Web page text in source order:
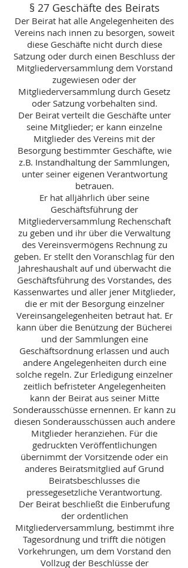
§ 27 Geschäfte des Beirats
Der Beirat hat alle Angelegenheiten des
Vereins nach innen zu besorgen, soweit
diese Geschäfte nicht durch diese
Satzung oder durch einen Beschluss der
Mitgliederversammlung dem Vorstand
zugewiesen oder der
Mitgliederversammlung durch Gesetz
oder Satzung vorbehalten sind.
Der Beirat verteilt die Geschäfte unter
seine Mitglieder; er kann einzelne
Mitglieder des Vereins mit der
Besorgung bestimmter Geschäfte, wie
z.B. Instandhaltung der Sammlungen,
unter seiner eigenen Verantwortung
betrauen.
Er hat alljährlich über seine
Geschäftsführung der
Mitgliederversammlung Rechenschaft
zu geben und ihr über die Verwaltung
des Vereinsvermögens Rechnung zu
geben. Er stellt den Voranschlag für den
Jahreshaushalt auf und überwacht die
Geschäftsführung des Vorstandes, des
Kassenwartes und aller jener Mitglieder,
die er mit der Besorgung einzelner
Vereinsangelegenheiten betraut hat. Er
kann über die Benützung der Bücherei
und der Sammlungen eine
Geschäftsordnung erlassen und auch
andere Angelegenheiten durch eine
solche regeln. Zur Erledigung einzelner
zeitlich befristeter Angelegenheiten
kann der Beirat aus seiner Mitte
Sonderausschüsse ernennen. Er kann zu
diesen Sonderausschüssen auch andere
Mitglieder heranziehen. Für die
gedruckten Veröffentlichungen
übernimmt der Vorsitzende oder ein
anderes Beiratsmitglied auf Grund
Beiratsbeschlusses die
pressegesetzliche Verantwortung.
Der Beirat beschließt die Einberufung
der ordentlichen
Mitgliederversammlung, bestimmt ihre
Tagesordnung und trifft die nötigen
Vorkehrungen, um dem Vorstand den
Vollzug der Beschlüsse der